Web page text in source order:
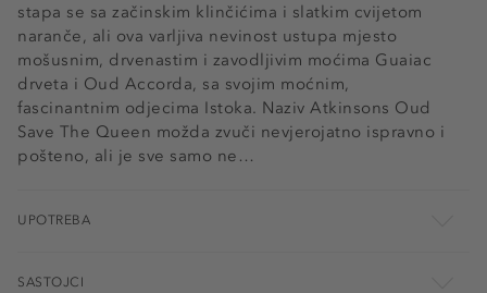
stapa se sa začinskim klinčićima i slatkim cvijetom
naranče, ali ova varljiva nevinost ustupa mjesto
mošusnim, drvenastim i zavodljivim moćima Guaiac
drveta i Oud Accorda, sa svojim moćnim,
fascinantnim odjecima Istoka. Naziv Atkinsons Oud
Save The Queen možda zvuči nevjerojatno ispravno i
pošteno, ali je sve samo ne…
UPOTREBA
SASTOJCI